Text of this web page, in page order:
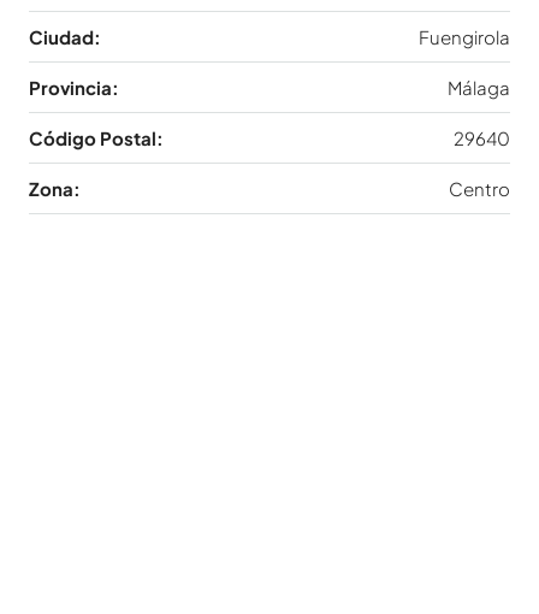
Ciudad: Fuengirola
Provincia: Málaga
Código Postal: 29640
Zona: Centro